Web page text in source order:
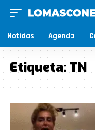
Noticias Agenda
Etiqueta:TN